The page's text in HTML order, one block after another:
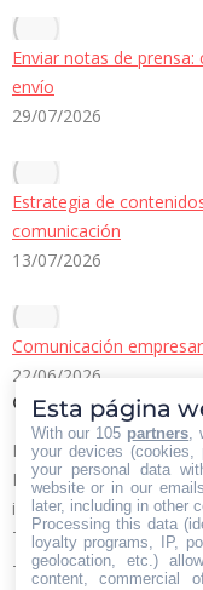
Enviar notas de
envío
29/07/2026
Estrategia de
comunicación
13/07/2026
Comunicación
22/06/2026
Contacto Iberian
Principales vías de
E-mail:
info@iberianpress.es
Teléfono:
+34 911863556
Esta página
With our 105 partners
your devices
your personal data
website or in our
later, including in other
Processing this data
loyalty programs, IP,
geolocation, etc.)
content, commercial